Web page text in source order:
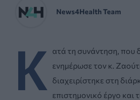
News4Health Team
Κ ατά τη συνάντηση, που
ενημέρωσε τον κ.
διαχειρίστηκε στη
επιστημονικό έργο και